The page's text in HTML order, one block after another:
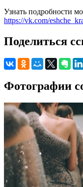
Узнать подробности
https://vk.com/
Поделиться
Фотографии